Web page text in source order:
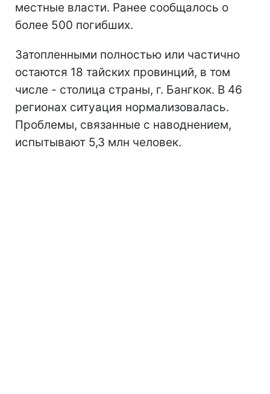
местные власти. Ранее сообщалось о
более 500 погибших.
Затопленными полностью или частично
остаются 18 тайских провинций, в том
числе - столица страны, г. Бангкок. В 46
регионах ситуация нормализовалась.
Проблемы, связанные с наводнением,
испытывают 5,3 млн человек.